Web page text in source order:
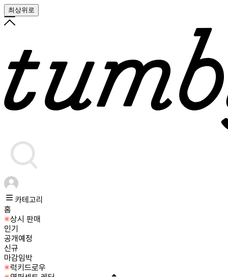
최상위로
카테고리
홈
상시 판매
인기
공개예정
신규
마감임박
럭키드로우